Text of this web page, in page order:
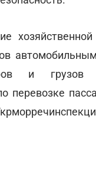
и грузов
перевозке